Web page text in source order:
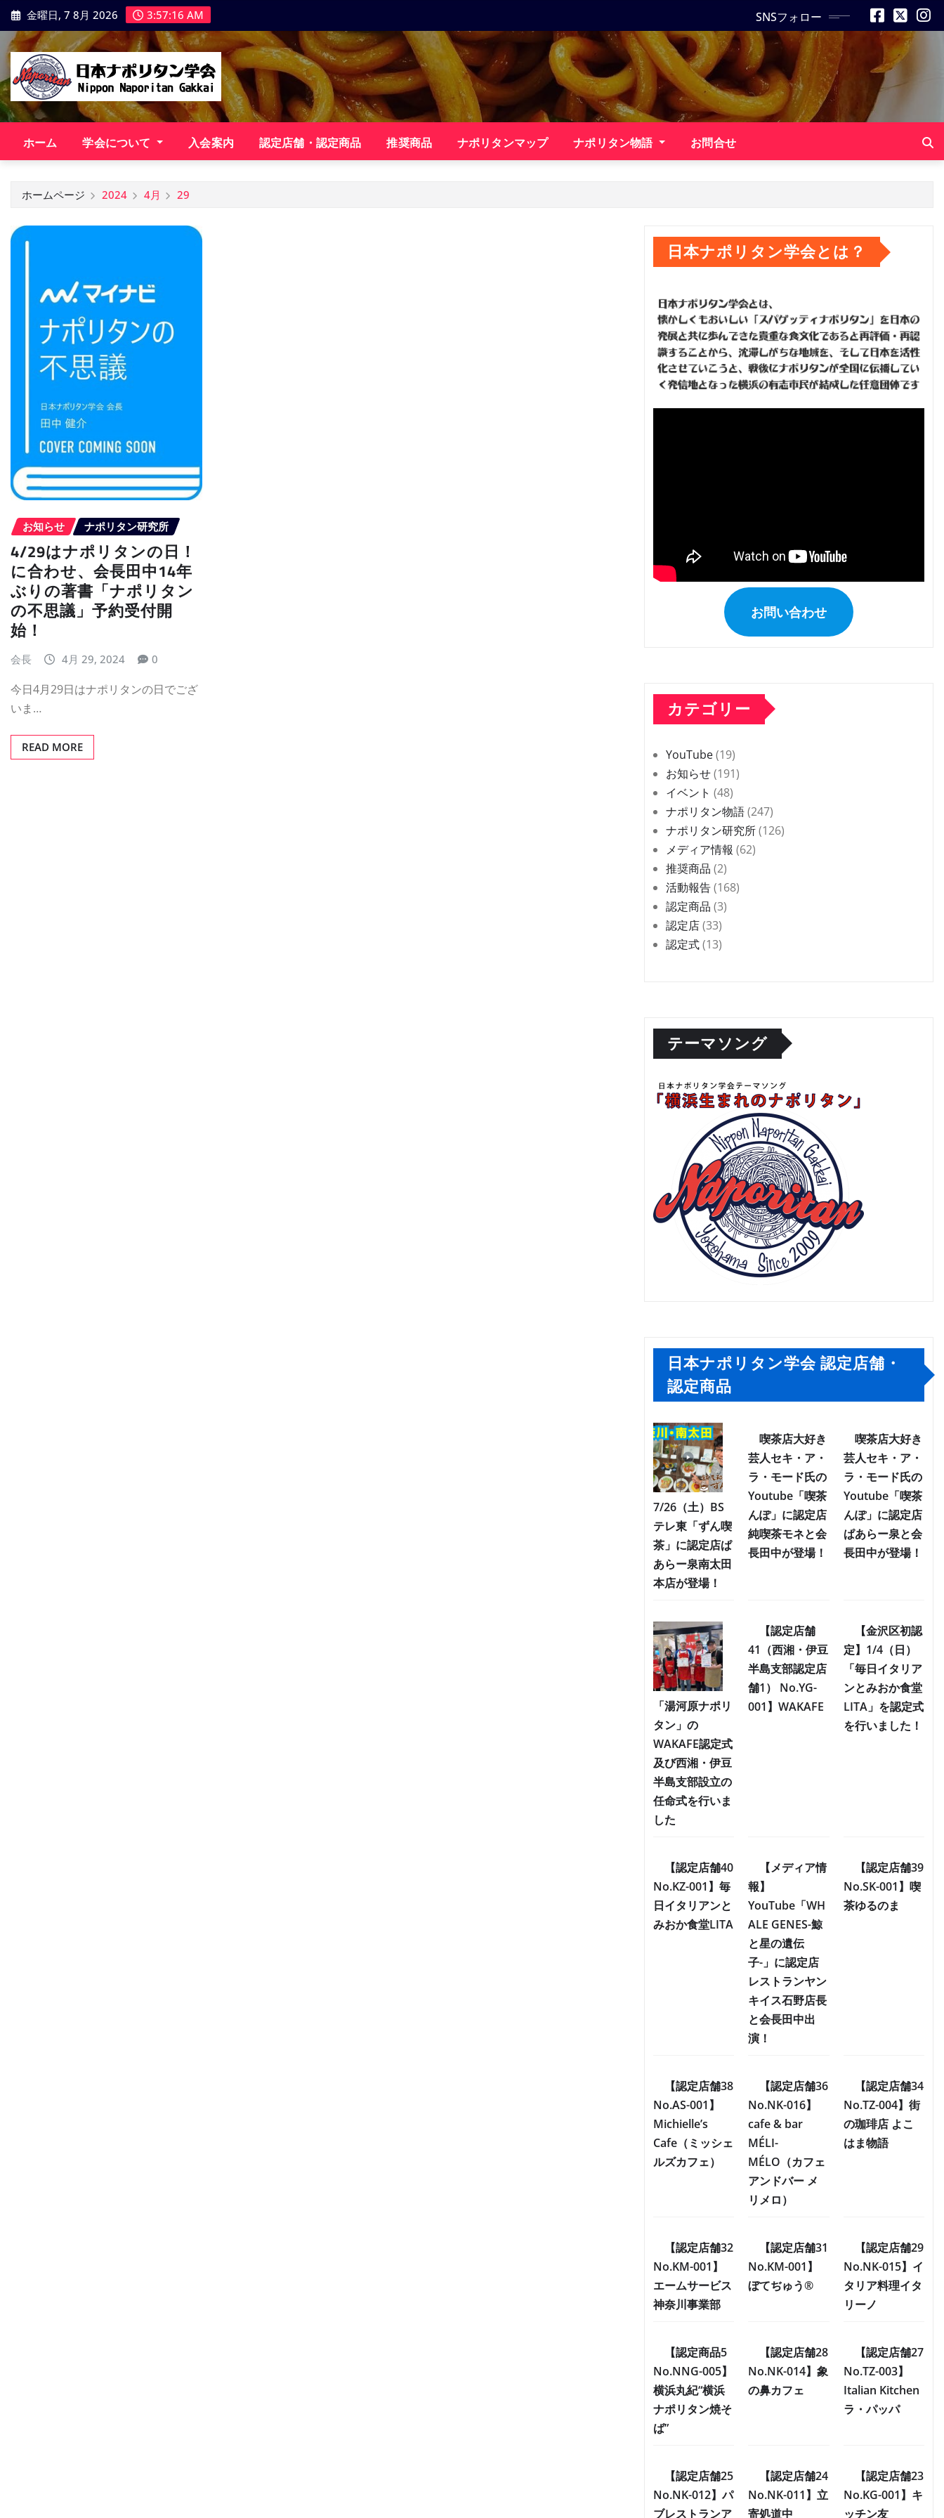
ン
テ
ン
ツ
に
ス
ッ
金曜日, 7 8月 2026 3:57:17 AM SNSフォロー
ホーム 学会について 入会案内 認定店舗・認定商品 推奨商品 ナポリタンマップ ナポリタン物語 お問合せ
ホームページ 2024 4月 29
お知らせ ナポリタン研究所
4/29はナポリタンの日！
に合わせ、会長田中14年
ぶりの著書「ナポリタン
の不思議」予約受付開
始！
会長 4月 29, 2024 0
今日4月29日はナポリタンの日でござ
いま…
READ MORE
日本ナポリタン学会とは？
お問い合わせ
カテゴリー
YouTube(19)
お知らせ(191)
イベント (48)
ナポリタン物語(247)
ナポリタン研究所(126)
メディア情報 (62)
推奨商品 (2)
活動報告(168)
認定商品 (3)
認定店(33)
認定式(13)
テーマソング
日本ナポリタン学会 認定店舗・
認定商品
7/26（土）BS
テレ東「ずん喫
茶」に認定店ぱ
あらー泉南太田
本店が登場！
喫茶店大好き
芸人セキ・ア・
ラ・モード氏の
Youtube「喫茶
んぽ」に認定店
純喫茶モネと会
長田中が登場！
喫茶店大好き
芸人セキ・ア・
ラ・モード氏の
Youtube「喫茶
んぽ」に認定店
ぱあらー泉と会
長田中が登場！
「湯河原ナポリ
タン」の
WAKAFE認定式
及び西湘・伊豆
半島支部設立の
任命式を行いま
した
【認定店舗
41（西湘・伊豆
半島支部認定店
舗1） No.YG-
001】WAKAFE
【金沢区初認
定】1/4（日）
「毎日イタリア
ンとみおか食堂
LITA」を認定式
を行いました！
【認定店舗40
No.KZ-001】毎
日イタリアンと
みおか食堂LITA
【メディア情
報】
YouTube「WH
ALE GENES-鯨
と星の遺伝
子-」に認定店
レストランヤン
キイス石野店長
と会長田中出
演！
【認定店舗39
No.SK-001】喫
茶ゆるのま
【認定店舗38
No.AS-001】
Michielle’s
Cafe（ミッシェ
ルズカフェ）
【認定店舗36
No.NK-016】
cafe & bar
MÉLI-
MÉLO（カフェ
アンドバー メ
リメロ）
【認定店舗34
No.TZ-004】街
の珈琲店 よこ
はま物語
【認定店舗32
No.KM-001】
エームサービス
神奈川事業部
【認定店舗31
No.KM-001】
ぼてぢゅう®
【認定店舗29
No.NK-015】イ
タリア料理イタ
リーノ
【認定商品5
No.NNG-005】
横浜丸紀“横浜
ナポリタン焼そ
ば”
【認定店舗28
No.NK-014】象
の鼻カフェ
【認定店舗27
No.TZ-003】
Italian Kitchen
ラ・パッパ
【認定店舗25
No.NK-012】パ
ブレストランア
【認定店舗24
No.NK-011】立
寄処道中
【認定店舗23
No.KG-001】キ
ッチン友